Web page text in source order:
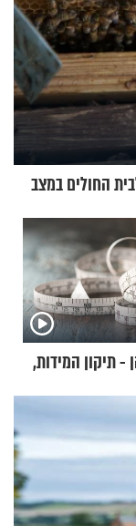
החולים במצב
- תיקון המידות,